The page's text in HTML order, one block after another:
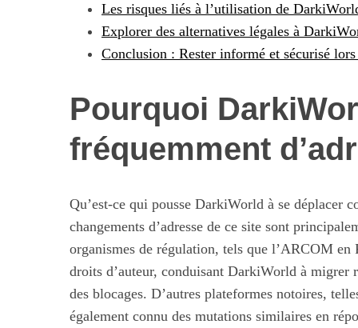
Les risques liés à l’utilisation de
Explorer des alternatives légales à
Conclusion : Rester informé et sécurisé
Pourquoi
fréquemment
Qu’est-ce qui pousse DarkiWorld à se déplacer
changements d’adresse de ce site sont
organismes de régulation, tels que l’ARCOM
droits d’auteur, conduisant DarkiWorld à migrer
des blocages. D’autres plateformes notoires,
également connu des mutations similaires en
r
c
h
r